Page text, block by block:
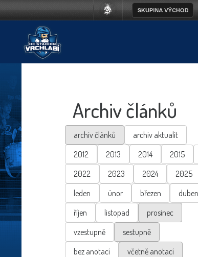
Archiv článků
archiv článků
archiv aktualit
2012
2013 2014 2015
2022
2023 2024 2025
leden
únor březen duben
říjen
listopad
prosinec
vzestupně
sestupně
bez anotací
včetně anotací